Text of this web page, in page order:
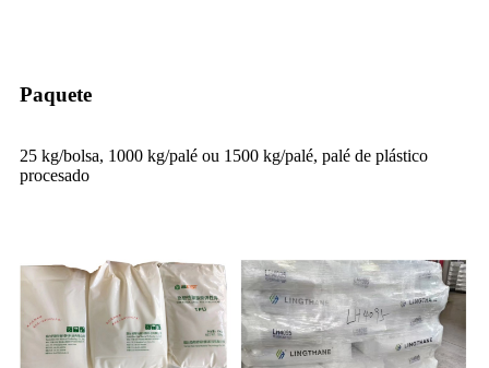
Paquete
25 kg/bolsa, 1000 kg/palé ou 1500 kg/palé, palé de plástico
procesado